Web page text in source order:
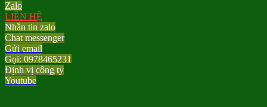
Zalo
LIÊN HỆ
Nhắn tin zalo
Chat messenger
Gửi email
Gọi: 0978465231
Định vị công ty
Youtube